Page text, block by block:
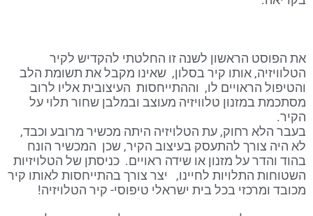
את הפוסט הראשון לשנה זו החלטתי להקדיש לקיר
הטלוויזיה, אותו קיר בסלון, שאינו מקבל את תשומת הלב
והטיפול הראויים לו, וההתייחסות העיצובית אליו לרוב
מסתכמת במזנון טלוויזיה מעוצב ובמלבן שחור תלוי על
הקיר.
בעבר הלא רחוק, עת הטלויזיה היתה מכשיר מרובע וכבד,
לא היה צורך להתעסק בעיצוב הקיר, שכן המכשיר הונח
בהוד והדר על מזנון או שידה ראויים. כניסתן של הטלויזיות
השטוחות התלויות לחיינו, יצר צורך בהתייחסות לאותו קיר
מכובד ומרכזי בכל בית ישראלי טיפוסי- קיר הטלויזיה!